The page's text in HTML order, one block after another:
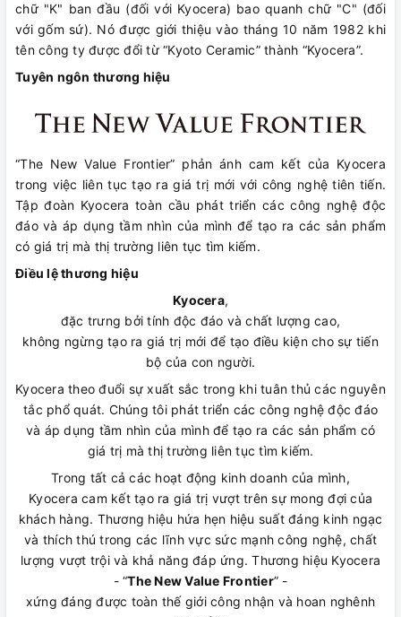
chữ "K" ban đầu (đối với Kyocera) bao quanh chữ "C" (đối
với gốm sứ). Nó được giới thiệu vào tháng 10 năm 1982 khi
tên công ty được đổi từ “Kyoto Ceramic” thành “Kyocera”.
Tuyên ngôn thương hiệu
“The New Value Frontier” phản ánh cam kết của Kyocera
trong việc liên tục tạo ra giá trị mới với công nghệ tiên tiến.
Tập đoàn Kyocera toàn cầu phát triển các công nghệ độc
đáo và áp dụng tầm nhìn của mình để tạo ra các sản phẩm
có giá trị mà thị trường liên tục tìm kiếm.
Điều lệ thương hiệu
Kyocera,
đặc trưng bởi tính độc đáo và chất lượng cao,
không ngừng tạo ra giá trị mới để tạo điều kiện cho sự tiến
bộ của con người.
Kyocera theo đuổi sự xuất sắc trong khi tuân thủ các nguyên
tắc phổ quát. Chúng tôi phát triển các công nghệ độc đáo
và áp dụng tầm nhìn của mình để tạo ra các sản phẩm có
giá trị mà thị trường liên tục tìm kiếm.
Trong tất cả các hoạt động kinh doanh của mình,
Kyocera cam kết tạo ra giá trị vượt trên sự mong đợi của
khách hàng. Thương hiệu hứa hẹn hiệu suất đáng kinh ngạc
và thích thú trong các lĩnh vực sức mạnh công nghệ, chất
lượng vượt trội và khả năng đáp ứng. Thương hiệu Kyocera
- “The New Value Frontier” -
xứng đáng được toàn thế giới công nhận và hoan nghênh